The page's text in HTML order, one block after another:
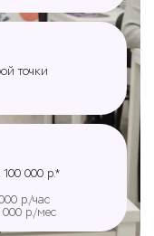
точки
000 р.*
р./час
000 р./мес